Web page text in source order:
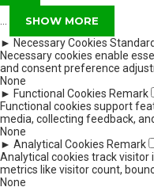
SHOW MORE
► Necessary Cookies
Necessary cookies enable
and consent preference
None
► Functional Cookies Remark
Functional cookies support
media, collecting feedback,
None
► Analytical Cookies Remark
Analytical cookies track visitor
metrics like visitor count,
None